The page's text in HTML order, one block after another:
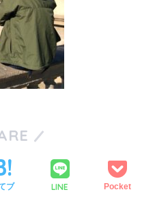
ブ LINE Pocket